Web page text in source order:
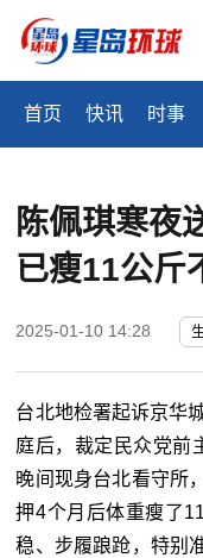
首页 快讯 时事
陈佩琪寒夜
已瘦11公斤
2025-01-10 14:28
台北地检署起诉京华
庭后，裁定民众党前
晚间现身台北看守所
押4个月后体重瘦了
稳、步履踉跄，特别